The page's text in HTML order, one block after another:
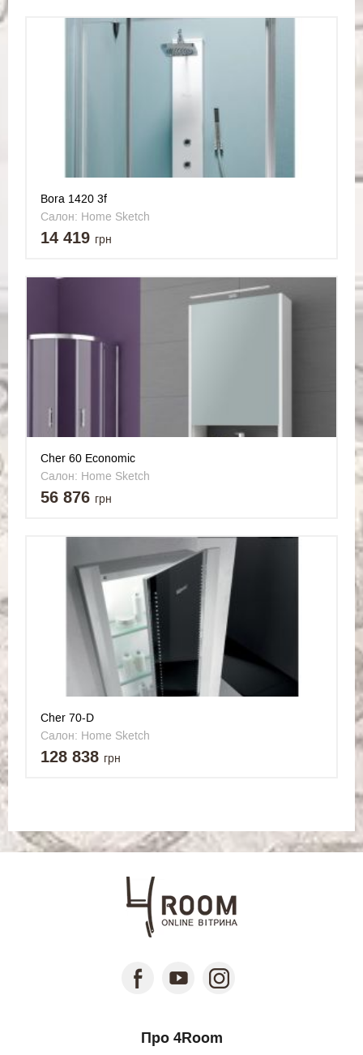
Bora 1420 3f
Салон: Home Sketch
14 419 грн
Cher 60 Economic
Салон: Home Sketch
56 876 грн
Cher 70-D
Салон: Home Sketch
128 838 грн
Про 4Room